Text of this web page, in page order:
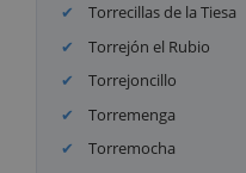
Torrecillas de la Tiesa
Torrejón el Rubio
Torrejoncillo
Torremenga
Torremocha